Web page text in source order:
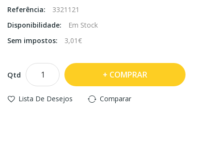
Referência:
3321121
Disponibilidade:
Em Stock
Sem impostos:
3,01€
Qtd COMPRAR
Lista De Desejos Comparar